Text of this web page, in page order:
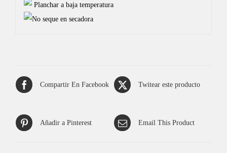
Planchar a baja temperatura
No seque en secadora
Compartir En Facebook Twitear este producto
Añadir a Pinterest Email This Product